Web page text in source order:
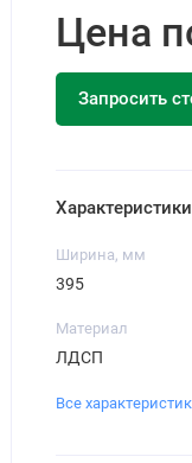
Цена
Запросить
Характеристики
Ширина, мм
395
Материал
ЛДСП
Все